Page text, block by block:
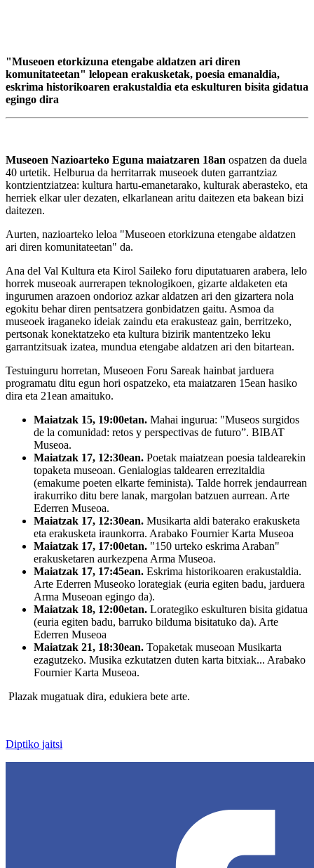
"Museoen etorkizuna etengabe aldatzen ari diren
komunitateetan" lelopean erakusketak, poesia emanaldia,
eskrima historikoaren erakustaldia eta eskulturen bisita gidatua
egingo dira
Museoen Nazioarteko Eguna maiatzaren 18an ospatzen da duela
40 urtetik. Helburua da herritarrak museoek duten garrantziaz
kontzientziatzea: kultura hartu-emanetarako, kulturak aberasteko, eta
herriek elkar uler dezaten, elkarlanean aritu daitezen eta bakean bizi
daitezen.
Aurten, nazioarteko leloa "Museoen etorkizuna etengabe aldatzen
ari diren komunitateetan" da.
Ana del Val Kultura eta Kirol Saileko foru diputatuaren arabera, lelo
horrek museoak aurrerapen teknologikoen, gizarte aldaketen eta
ingurumen arazoen ondorioz azkar aldatzen ari den gizartera nola
egokitu behar diren pentsatzera gonbidatzen gaitu. Asmoa da
museoek iraganeko ideiak zaindu eta erakusteaz gain, berritzeko,
pertsonak konektatzeko eta kultura bizirik mantentzeko leku
garrantzitsuak izatea, mundua etengabe aldatzen ari den bitartean.
Testuinguru horretan, Museoen Foru Sareak hainbat jarduera
programatu ditu egun hori ospatzeko, eta maiatzaren 15ean hasiko
dira eta 21ean amaituko.
Maiatzak 15, 19:00etan. Mahai ingurua: "Museos surgidos
de la comunidad: retos y perspectivas de futuro”. BIBAT
Museoa.
Maiatzak 17, 12:30ean. Poetak maiatzean poesia taldearekin
topaketa museoan. Genialogias taldearen errezitaldia
(emakume poeten elkarte feminista). Talde horrek jendaurrean
irakurriko ditu bere lanak, margolan batzuen aurrean. Arte
Ederren Museoa.
Maiatzak 17, 12:30ean. Musikarta aldi baterako erakusketa
eta erakusketa iraunkorra. Arabako Fournier Karta Museoa
Maiatzak 17, 17:00etan. "150 urteko eskrima Araban"
erakusketaren aurkezpena Arma Museoa.
Maiatzak 17, 17:45ean. Eskrima historikoaren erakustaldia.
Arte Ederren Museoko lorategiak (euria egiten badu, jarduera
Arma Museoan egingo da).
Maiatzak 18, 12:00etan. Lorategiko eskulturen bisita gidatua
(euria egiten badu, barruko bilduma bisitatuko da). Arte
Ederren Museoa
Maiatzak 21, 18:30ean. Topaketak museoan Musikarta
ezagutzeko. Musika ezkutatzen duten karta bitxiak... Arabako
Fournier Karta Museoa.
Plazak mugatuak dira, edukiera bete arte.
Diptiko jaitsi